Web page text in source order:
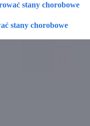
stany chorobowe
stany chorobowe